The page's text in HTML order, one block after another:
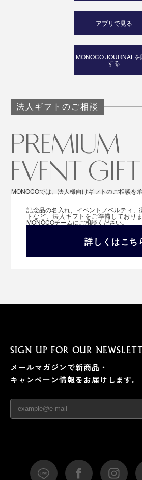
アプリで見る
MONOCO JOURNALを
する
法人ギフトのご相談
MONOCOでは、法人様向けギフトのご相談を
記念品の名入れ、イベントノベルティ、
トなど、法人ギフトをご準備しており
MONOCOチームにご相談ください。
詳しくはこち
SIGN UP FOR OUR
メールマガジンで新商品・
キャンペーン情報をお届けします。